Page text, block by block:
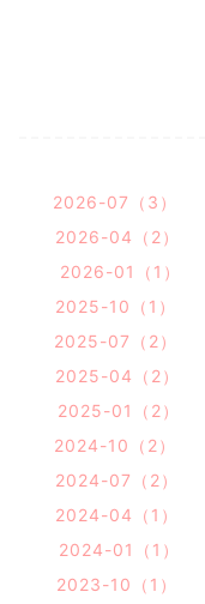
2026-07（3）
2026-04（2）
2026-01（1）
2025-10（1）
2025-07（2）
2025-04（2）
2025-01（2）
2024-10（2）
2024-07（2）
2024-04（1）
2024-01（1）
2023-10（1）